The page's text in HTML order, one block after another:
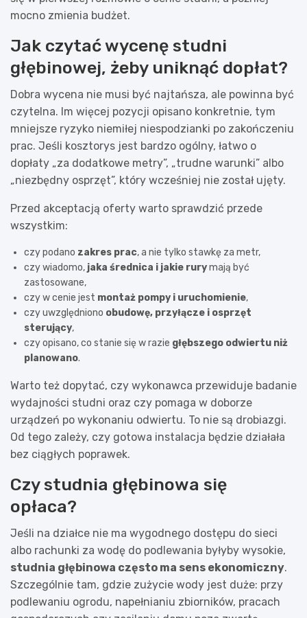
mocno zmienia budżet.
Jak czytać wycenę studni
głębinowej, żeby uniknąć dopłat?
Dobra wycena nie musi być najtańsza, ale powinna być
czytelna. Im więcej pozycji opisano konkretnie, tym
mniejsze ryzyko niemiłej niespodzianki po zakończeniu
prac. Jeśli kosztorys jest bardzo ogólny, łatwo o
dopłaty „za dodatkowe metry”, „trudne warunki” albo
„niezbędny osprzęt”, który wcześniej nie został ujęty.
Przed akceptacją oferty warto sprawdzić przede
wszystkim:
czy podano zakres prac, a nie tylko stawkę za metr,
czy wiadomo, jaka średnica i jakie rurymają być
zastosowane,
czy w cenie jest montaż pompy i uruchomienie,
czy uwzględniono obudowę, przyłącze i osprzęt
sterujący,
czy opisano, co stanie się w razie głębszego odwiertu niż
planowano.
Warto też dopytać, czy wykonawca przewiduje badanie
wydajności studni oraz czy pomaga w doborze
urządzeń po wykonaniu odwiertu. To nie są drobiazgi.
Od tego zależy, czy gotowa instalacja będzie działała
bez ciągłych poprawek.
Czy studnia głębinowa się
opłaca?
Jeśli na działce nie ma wygodnego dostępu do sieci
albo rachunki za wodę do podlewania byłyby wysokie,
studnia głębinowa często ma sens ekonomiczny.
Szczególnie tam, gdzie zużycie wody jest duże: przy
podlewaniu ogrodu, napełnianiu zbiorników, pracach